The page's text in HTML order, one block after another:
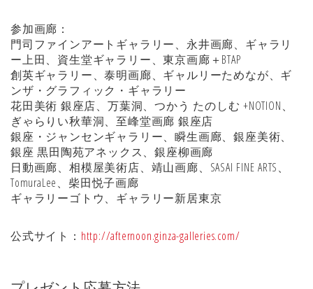
参加画廊：
門司ファインアートギャラリー、永井画廊、ギャラリ
ー上田、資生堂ギャラリー、東京画廊＋BTAP
創英ギャラリー、泰明画廊、ギャルリーためなが、ギ
ンザ・グラフィック・ギャラリー
花田美術 銀座店、万葉洞、つかう たのしむ +NOTION、
ぎゃらりい秋華洞、至峰堂画廊 銀座店
銀座・ジャンセンギャラリー、瞬生画廊、銀座美術、
銀座 黒田陶苑アネックス、銀座柳画廊
日動画廊、相模屋美術店、靖山画廊、SASAI FINE ARTS、
TomuraLee、柴田悦子画廊
ギャラリーゴトウ、ギャラリー新居東京
公式サイト： http://afternoon.ginza-galleries.com/